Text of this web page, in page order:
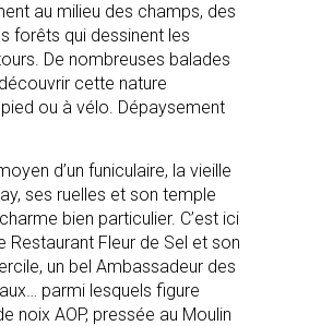
au milieu des champs, des
forêts qui dessinent les
De nombreuses balades
cette nature
ou à vélo. Dépaysement
d’un funiculaire, la vieille
ses ruelles et son temple
bien particulier. C’est ici
Restaurant Fleur de Sel et son
un bel Ambassadeur des
parmi lesquels figure
noix AOP, pressée au Moulin